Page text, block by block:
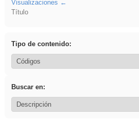
Visualizaciones
Título
Tipo de contenido:
Buscar en: